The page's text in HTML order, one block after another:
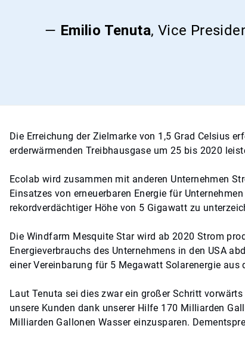
— Emilio Tenuta, Vice
Die Erreichung der Zielmarke von 1,5 Grad Celsius
erderwärmenden Treibhausgase um 25 bis 2020
Ecolab wird zusammen mit anderen Unternehmen
Einsatzes von erneuerbaren Energie für
rekordverdächtiger Höhe von 5 Gigawatt zu
Die Windfarm Mesquite Star wird ab 2020 Strom
Energieverbrauchs des Unternehmens in den USA
einer Vereinbarung für 5 Megawatt Solarenergie
Laut Tenuta sei dies zwar ein großer Schritt
unsere Kunden dank unserer Hilfe 170 Milliarden
Milliarden Gallonen Wasser einzusparen.